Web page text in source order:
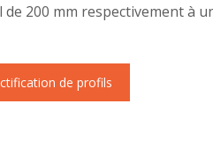
200 mm respectivement à
de profils